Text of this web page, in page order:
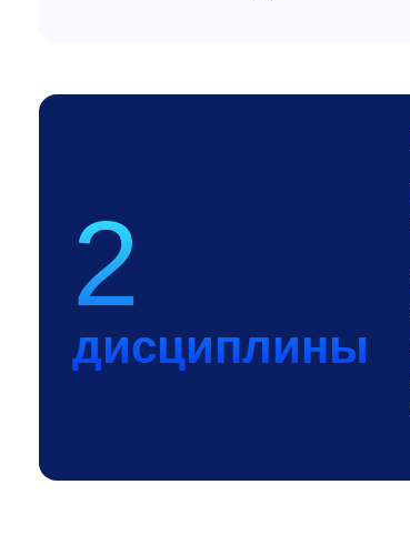
2
дисциплины